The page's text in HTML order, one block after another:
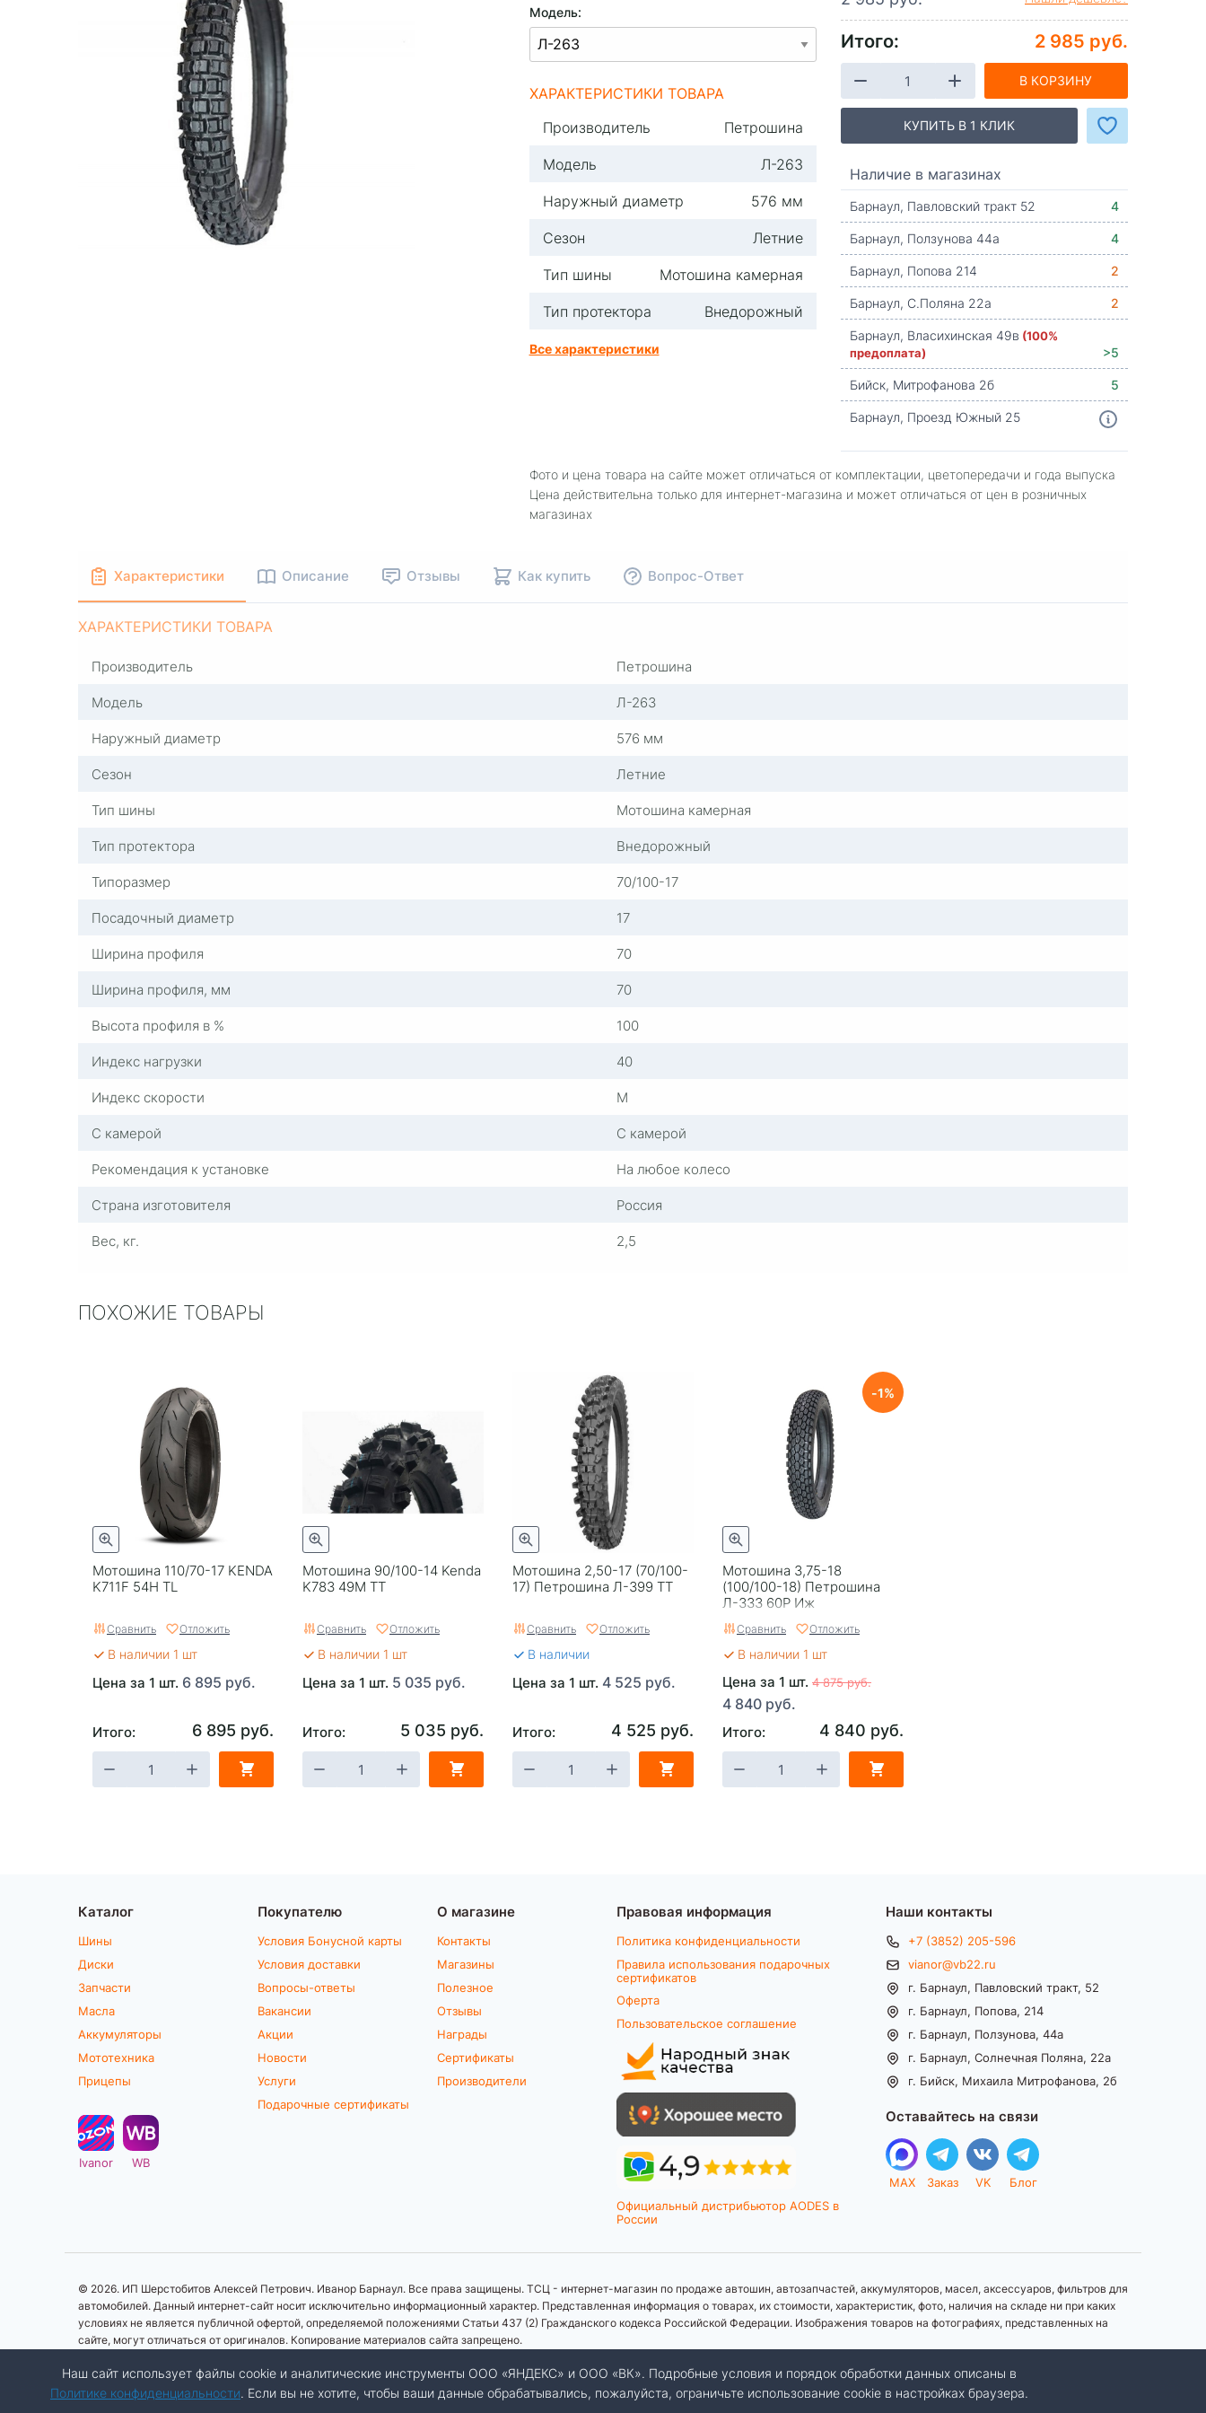
Модель:
ХАРАКТЕРИСТИКИ ТОВАРА
Производитель
Петрошина
Модель
Л-263
Наружный диаметр
576 мм
Сезон
Летние
Тип шины
Мотошина камерная
Тип протектора
Внедорожный
Все характеристики
Итого: 2 985 руб.
В КОРЗИНУ
КУПИТЬ В 1 КЛИК
Наличие в магазинах
Барнаул, Павловский тракт 52
4
Барнаул, Ползунова 44а
4
Барнаул, Попова 214
2
Барнаул, С.Поляна 22а
2
Барнаул, Власихинская 49в (100%
предоплата)
>5
Бийск, Митрофанова 2б
5
Барнаул, Проезд Южный 25
Фото и цена товара на сайте может отличаться от комплектации, цветопередачи и года выпуска
Цена действительна только для интернет-магазина и может отличаться от цен в розничных
магазинах
Характеристики Описание Отзывы Как купить Вопрос-Ответ
ХАРАКТЕРИСТИКИ ТОВАРА
Производитель
Петрошина
Модель
Л-263
Наружный диаметр
576 мм
Сезон
Летние
Тип шины
Мотошина камерная
Тип протектора
Внедорожный
Типоразмер
70/100-17
Посадочный диаметр
17
Ширина профиля
70
Ширина профиля, мм
70
Высота профиля в %
100
Индекс нагрузки
40
Индекс скорости
M
С камерой
С камерой
Рекомендация к установке
На любое колесо
Страна изготовителя
Россия
Вес, кг.
2,5
ПОХОЖИЕ ТОВАРЫ
Мотошина 110/70-17 KENDA
K711F 54H TL
Сравнить Отложить
В наличии 1 шт
Цена за 1 шт. 6 895 руб.
Итого: 6 895 руб.
Мотошина 90/100-14 Kenda
K783 49M TT
Сравнить Отложить
В наличии 1 шт
Цена за 1 шт. 5 035 руб.
Итого: 5 035 руб.
Мотошина 2,50-17 (70/100-
17) Петрошина Л-399 TT
Сравнить Отложить
В наличии
Цена за 1 шт. 4 525 руб.
Итого: 4 525 руб.
Мотошина 3,75-18
(100/100-18) Петрошина
Л-333 60Р Иж
1
Сравнить Отложить
В наличии 1 шт
Цена за 1 шт. 4 875 руб.
4 840 руб.
Итого: 4 840 руб.
Каталог
Шины
Диски
Запчасти
Масла
Аккумуляторы
Мототехника
Прицепы
Ivanor WB
Покупателю
Условия Бонусной карты
Условия доставки
Вопросы-ответы
Вакансии
Акции
Новости
Услуги
Подарочные сертификаты
О магазине
Контакты
Магазины
Полезное
Отзывы
Награды
Сертификаты
Производители
Правовая информация
Политика конфиденциальности
Правила использования подарочных
сертификатов
Оферта
Пользовательское соглашение
Официальный дистрибьютор AODES в
России
Наши контакты
+7 (3852) 205-596
vianor@vb22.ru
г. Барнаул, Павловский тракт, 52
г. Барнаул, Попова, 214
г. Барнаул, Ползунова, 44а
г. Барнаул, Солнечная Поляна, 22а
г. Бийск, Михаила Митрофанова, 2б
Оставайтесь на связи
MAX Заказ VK Блог
© 2026. ИП Шерстобитов Алексей Петрович. Иванор Барнаул. Все права защищены. ТСЦ - интернет-магазин по продаже автошин, автозапчастей, аккумуляторов, масел, аксессуаров, фильтров для
автомобилей. Данный интернет-сайт носит исключительно информационный характер. Представленная информация о товарах, их стоимости, характеристик, фото, наличия на складе ни при каких
условиях не является публичной офертой, определяемой положениями Статьи 437 (2) Гражданского кодекса Российской Федерации. Изображения товаров на фотографиях, представленных на
сайте, могут отличаться от оригиналов. Копирование материалов сайта запрещено.
Разработка сайта:Авалон
Наш сайт использует файлы cookie и аналитические инструменты ООО «ЯНДЕКС» и ООО «ВК». Подробные условия и порядок обработки данных описаны в
Политике конфиденциальности. Если вы не хотите, чтобы ваши данные обрабатывались, пожалуйста, ограничьте использование cookie в настройках браузера.